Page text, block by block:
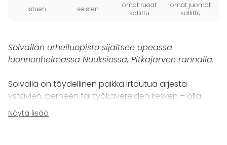
istuen seisten
omat ruoat
sallittu
omat juomat
sallittu
Solvallan urheiluopisto sijaitsee upeassa
luonnonhelmassa Nuuksiossa, Pitkäjärven rannalla.
Solvalla on täydellinen paikka irtautua arjesta
ystävien, perheen tai työkavereiden kesken – olla
yhdessä, rentoutua ja inspiroitua. Nuuksion
kansallispuiston kupeessa, Pitkäjärven rannalla
Näytä lisää